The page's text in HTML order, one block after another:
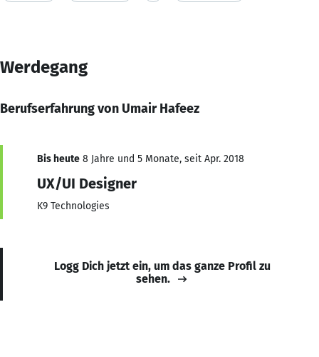
Werdegang
Berufserfahrung von Umair Hafeez
Bis heute 8 Jahre und 5 Monate, seit Apr. 2018
UX/UI Designer
K9 Technologies
Logg Dich jetzt ein, um das ganze Profil zu
sehen.